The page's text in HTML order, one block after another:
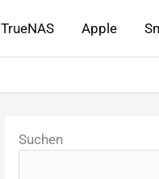
TrueNAS Apple
Suchen